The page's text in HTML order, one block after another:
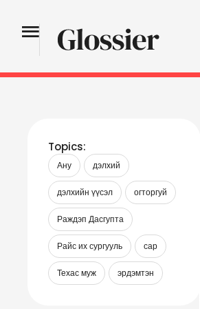
Topics:
Ану дэлхий
дэлхийн үүсэл огторгуй
Раждэп Дасгупта
Райс их сургууль сар
Техас муж эрдэмтэн